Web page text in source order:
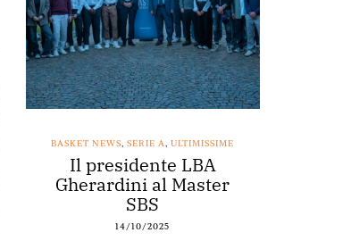
BASKET NEWS,SERIE A,ULTIMISSIME
Il presidente LBA
Gherardini al Master
SBS
14/10/2025